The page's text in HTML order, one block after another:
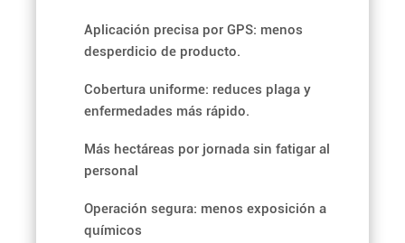
Aplicación precisa por GPS: menos
desperdicio de producto.
Cobertura uniforme: reduces plaga y
enfermedades más rápido.
Más hectáreas por jornada sin fatigar al
personal
Operación segura: menos exposición a
químicos